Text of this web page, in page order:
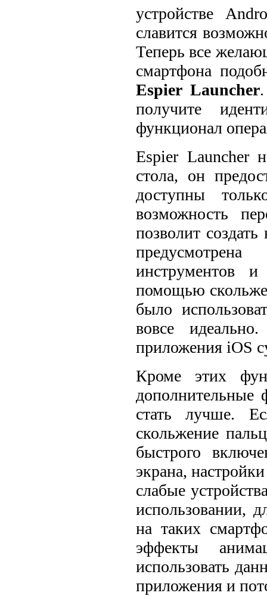
устройстве
славится
Теперь все
смартфона
Espier Launcher
получите
функционал
Espier Launcher
стола, он
доступны
возможность
позволит
инструментов и
помощью
было
вовсе
приложения iOS
Кроме этих
дополнительные
стать лучше.
скольжение
быстрого
экрана,
слабые
использовании,
на таких
эффекты
использовать
приложения и